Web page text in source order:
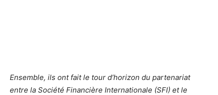
Ensemble, ils ont fait le tour d’horizon du partenariat
entre la Société Financière Internationale (SFI) et le